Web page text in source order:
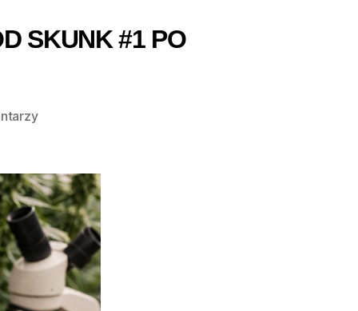
SKUNK #1 PO
do
marihuany
–
od
Skunk
#1
po
Gelato